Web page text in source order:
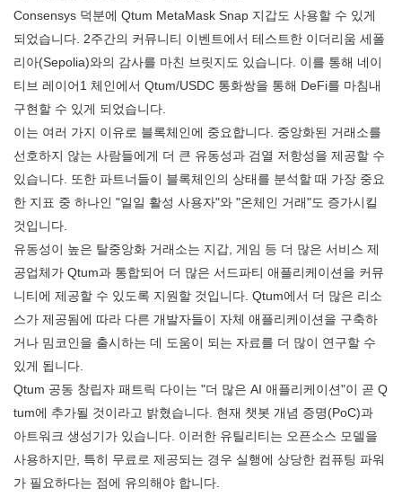
Consensys 덕분에 Qtum MetaMask Snap 지갑도 사용할 수 있게
되었습니다. 2주간의 커뮤니티 이벤트에서 테스트한 이더리움 세폴
리아(Sepolia)와의 감사를 마친 브릿지도 있습니다. 이를 통해 네이
티브 레이어1 체인에서 Qtum/USDC 통화쌍을 통해 DeFi를 마침내
구현할 수 있게 되었습니다.
이는 여러 가지 이유로 블록체인에 중요합니다. 중앙화된 거래소를
선호하지 않는 사람들에게 더 큰 유동성과 검열 저항성을 제공할 수
있습니다. 또한 파트너들이 블록체인의 상태를 분석할 때 가장 중요
한 지표 중 하나인 "일일 활성 사용자"와 "온체인 거래"도 증가시킬
것입니다.
유동성이 높은 탈중앙화 거래소는 지갑, 게임 등 더 많은 서비스 제
공업체가 Qtum과 통합되어 더 많은 서드파티 애플리케이션을 커뮤
니티에 제공할 수 있도록 지원할 것입니다. Qtum에서 더 많은 리소
스가 제공됨에 따라 다른 개발자들이 자체 애플리케이션을 구축하
거나 밈코인을 출시하는 데 도움이 되는 자료를 더 많이 연구할 수
있게 됩니다.
Qtum 공동 창립자 패트릭 다이는 "더 많은 AI 애플리케이션"이 곧 Q
tum에 추가될 것이라고 밝혔습니다. 현재 챗봇 개념 증명(PoC)과
아트워크 생성기가 있습니다. 이러한 유틸리티는 오픈소스 모델을
사용하지만, 특히 무료로 제공되는 경우 실행에 상당한 컴퓨팅 파워
가 필요하다는 점에 유의해야 합니다.